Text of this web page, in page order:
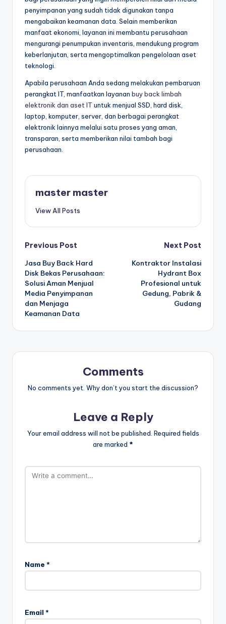
penyimpanan yang sudah tidak digunakan tanpa
mengabaikan keamanan data. Selain memberikan
manfaat ekonomi, layanan ini membantu perusahaan
mengurangi penumpukan inventaris, mendukung program
keberlanjutan, serta mengoptimalkan pengelolaan aset
teknologi.
Apabila perusahaan Anda sedang melakukan pembaruan
perangkat IT, manfaatkan layanan buy back limbah
elektronik dan aset IT untuk menjual SSD, hard disk,
laptop, komputer, server, dan berbagai perangkat
elektronik lainnya melalui satu proses yang aman,
transparan, serta memberikan nilai tambah bagi
perusahaan.
master master
View All Posts
Post
navigation
Previous Post
Jasa Buy Back Hard
Disk Bekas Perusahaan:
Solusi Aman Menjual
Media Penyimpanan
dan Menjaga
Keamanan Data
Next Post
Kontraktor Instalasi
Hydrant Box
Profesional untuk
Gedung, Pabrik &
Gudang
Comments
No comments yet. Why don’t you start the discussion?
Leave a Reply
Your email address will not be published. Required fields
are marked *
Name *
Email *